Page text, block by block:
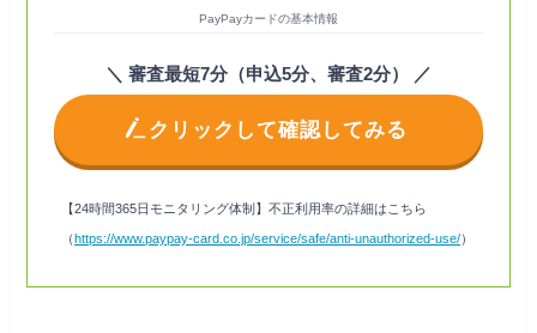
PayPayカードの基本情報
＼ 審査最短7分（申込5分、審査2分） ／
クリックして確認してみる
【24時間365日モニタリング体制】不正利用率の詳細はこちら
（ https://www.paypay-card.co.jp/service/safe/anti-unauthorized-use/）